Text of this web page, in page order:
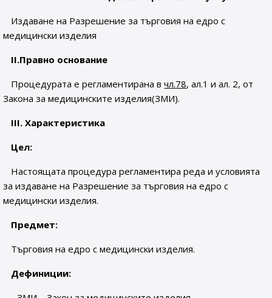
Издаване на Разрешение за търговия на едро с
медицински изделия
II.Правно основание
Процедурата е регламентирана вчл.78, ал.1 и ал. 2, от
Закона за медицинските изделия(ЗМИ).
III.Характеристика
Цел:
Настоящата процедура регламентира реда и условията
за издаване на Разрешение за търговия на едро с
медицински изделия.
Предмет:
Търговия на едро с медицински изделия.
Дефиниции: